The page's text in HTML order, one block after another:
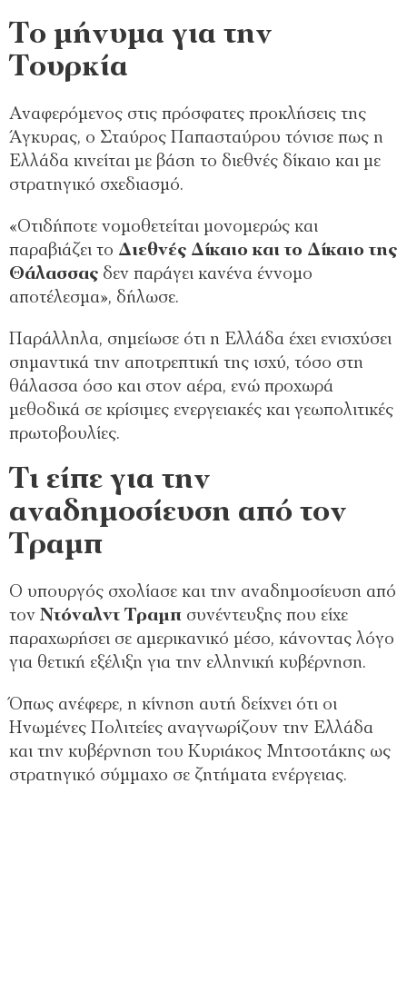
Το μήνυμα για την
Τουρκία
Αναφερόμενος στις πρόσφατες προκλήσεις της
Άγκυρας, ο Σταύρος Παπασταύρου τόνισε πως η
Ελλάδα κινείται με βάση το διεθνές δίκαιο και με
στρατηγικό σχεδιασμό.
«Οτιδήποτε νομοθετείται μονομερώς και
παραβιάζει το Διεθνές Δίκαιο και το Δίκαιο της
Θάλασσας δεν παράγει κανένα έννομο
αποτέλεσμα», δήλωσε.
Παράλληλα, σημείωσε ότι η Ελλάδα έχει ενισχύσει
σημαντικά την αποτρεπτική της ισχύ, τόσο στη
θάλασσα όσο και στον αέρα, ενώ προχωρά
μεθοδικά σε κρίσιμες ενεργειακές και γεωπολιτικές
πρωτοβουλίες.
Τι είπε για την
αναδημοσίευση από τον
Τραμπ
Ο υπουργός σχολίασε και την αναδημοσίευση από
τον Ντόναλντ Τραμπ συνέντευξης που είχε
παραχωρήσει σε αμερικανικό μέσο, κάνοντας λόγο
για θετική εξέλιξη για την ελληνική κυβέρνηση.
Όπως ανέφερε, η κίνηση αυτή δείχνει ότι οι
Ηνωμένες Πολιτείες αναγνωρίζουν την Ελλάδα
και την κυβέρνηση του Κυριάκος Μητσοτάκης ως
στρατηγικό σύμμαχο σε ζητήματα ενέργειας.